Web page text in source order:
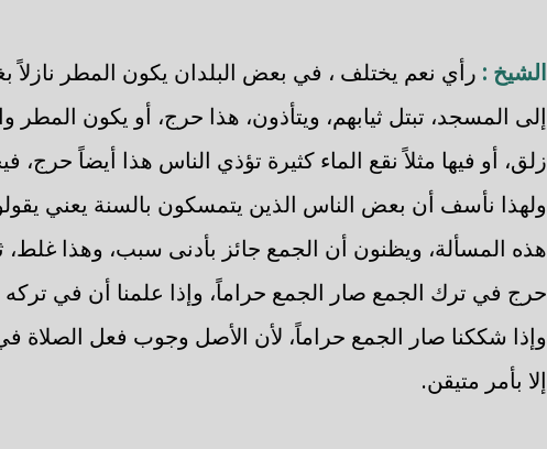
الشيخ : رأي نعم يختلف ، في بعض البلدان يكون المطر نازلاً
إلى المسجد، تبتل ثيابهم، ويتأذون، هذا حرج، أو يكون المطر
زلق، أو فيها مثلاً نقع الماء كثيرة تؤذي الناس هذا أيضاً حرج،
ولهذا نأسف أن بعض الناس الذين يتمسكون بالسنة يعني
هذه المسألة، ويظنون أن الجمع جائز بأدنى سبب، وهذا غلط،
حرج في ترك الجمع صار الجمع حراماً، وإذا علمنا أن في
وإذا شككنا صار الجمع حراماً، لأن الأصل وجوب فعل الصلاة
إلا بأمر متيقن.